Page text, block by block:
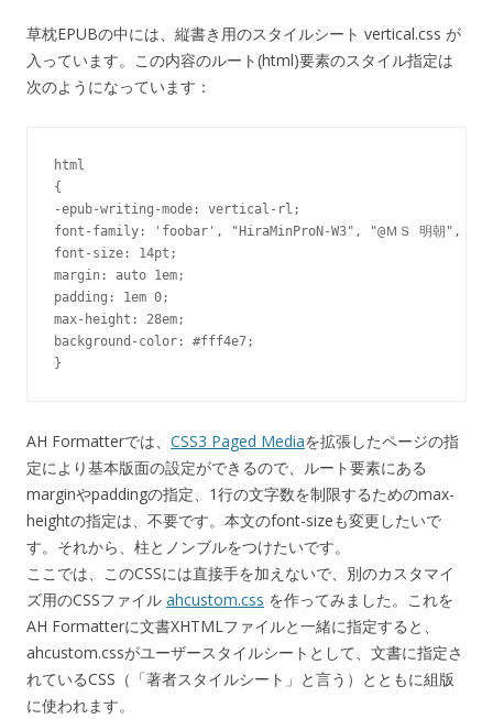
草枕EPUBの中には、縦書き用のスタイルシート vertical.css が
入っています。この内容のルート(html)要素のスタイル指定は
次のようになっています：
html
{
-epub-writing-mode: vertical-rl;
font-family: 'foobar', "HiraMinProN-W3", "@ＭＳ 明朝",
font-size: 14pt;
margin: auto 1em;
padding: 1em 0;
max-height: 28em;
background-color: #fff4e7;
AH Formatterでは、 CSS3 Paged Mediaを拡張したページの指
定により基本版面の設定ができるので、ルート要素にある
marginやpaddingの指定、1行の文字数を制限するためのmax-
heightの指定は、不要です。本文のfont-sizeも変更したいで
す。それから、柱とノンブルをつけたいです。
ここでは、このCSSには直接手を加えないで、別のカスタマイ
ズ用のCSSファイル ahcustom.css を作ってみました。これを
AH Formatterに文書XHTMLファイルと一緒に指定すると、
ahcustom.cssがユーザースタイルシートとして、文書に指定さ
れているCSS（「著者スタイルシート」と言う）とともに組版
に使われます。